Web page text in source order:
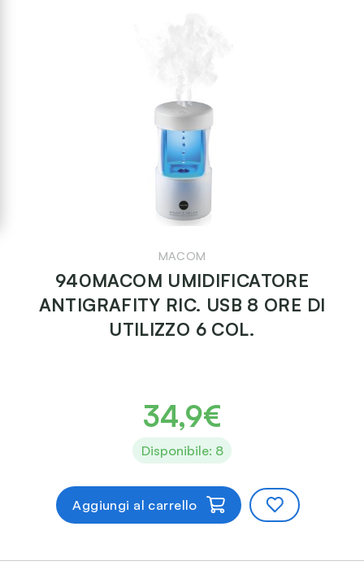
MACOM
940MACOM UMIDIFICATORE
ANTIGRAFITY RIC. USB 8 ORE DI
UTILIZZO 6 COL.
34,9€
Disponibile: 8
Aggiungi al carrello